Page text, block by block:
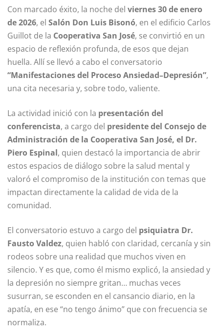
Con marcado éxito, la noche del viernes 30 de enero
de 2026, el Salón Don Luis Bisonó, en el edificio Carlos
Guillot de la Cooperativa San José, se convirtió en un
espacio de reflexión profunda, de esos que dejan
huella. Allí se llevó a cabo el conversatorio
“Manifestaciones del Proceso Ansiedad–Depresión”,
una cita necesaria y, sobre todo, valiente.
La actividad inició con la presentación del
conferencista, a cargo del presidente del Consejo de
Administración de la Cooperativa San José, el Dr.
Piero Espinal, quien destacó la importancia de abrir
estos espacios de diálogo sobre la salud mental y
valoró el compromiso de la institución con temas que
impactan directamente la calidad de vida de la
comunidad.
El conversatorio estuvo a cargo del psiquiatra Dr.
Fausto Valdez, quien habló con claridad, cercanía y sin
rodeos sobre una realidad que muchos viven en
silencio. Y es que, como él mismo explicó, la ansiedad y
la depresión no siempre gritan… muchas veces
susurran, se esconden en el cansancio diario, en la
apatía, en ese “no tengo ánimo” que con frecuencia se
normaliza.